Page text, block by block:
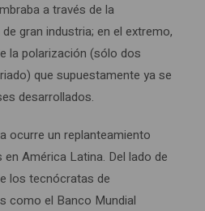
a través de la
gran industria; en el extremo,
la polarización (sólo dos
que supuestamente ya se
desarrollados.
ocurre un replanteamiento
América Latina. Del lado de
los tecnócratas de
como el Banco Mundial